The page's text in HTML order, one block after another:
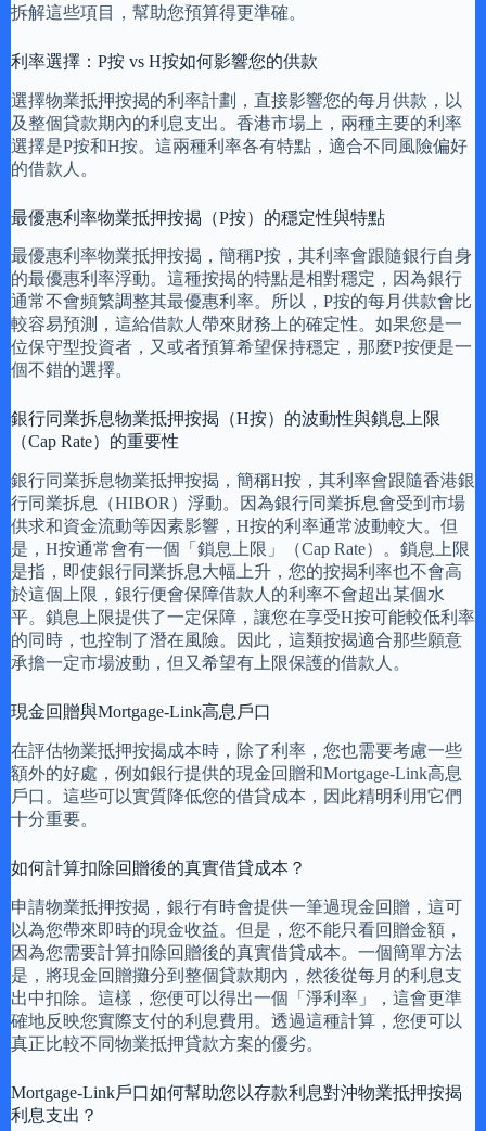
拆解這些項目，幫助您預算得更準確。
利率選擇：P按 vs H按如何影響您的供款
選擇物業抵押按揭的利率計劃，直接影響您的每月供款，以
及整個貸款期內的利息支出。香港市場上，兩種主要的利率
選擇是P按和H按。這兩種利率各有特點，適合不同風險偏好
的借款人。
最優惠利率物業抵押按揭（P按）的穩定性與特點
最優惠利率物業抵押按揭，簡稱P按，其利率會跟隨銀行自身
的最優惠利率浮動。這種按揭的特點是相對穩定，因為銀行
通常不會頻繁調整其最優惠利率。所以，P按的每月供款會比
較容易預測，這給借款人帶來財務上的確定性。如果您是一
位保守型投資者，又或者預算希望保持穩定，那麼P按便是一
個不錯的選擇。
銀行同業拆息物業抵押按揭（H按）的波動性與鎖息上限
（Cap Rate）的重要性
銀行同業拆息物業抵押按揭，簡稱H按，其利率會跟隨香港銀
行同業拆息（HIBOR）浮動。因為銀行同業拆息會受到市場
供求和資金流動等因素影響，H按的利率通常波動較大。但
是，H按通常會有一個「鎖息上限」（Cap Rate）。鎖息上限
是指，即使銀行同業拆息大幅上升，您的按揭利率也不會高
於這個上限，銀行便會保障借款人的利率不會超出某個水
平。鎖息上限提供了一定保障，讓您在享受H按可能較低利率
的同時，也控制了潛在風險。因此，這類按揭適合那些願意
承擔一定市場波動，但又希望有上限保護的借款人。
現金回贈與Mortgage-Link高息戶口
在評估物業抵押按揭成本時，除了利率，您也需要考慮一些
額外的好處，例如銀行提供的現金回贈和Mortgage-Link高息
戶口。這些可以實質降低您的借貸成本，因此精明利用它們
十分重要。
如何計算扣除回贈後的真實借貸成本？
申請物業抵押按揭，銀行有時會提供一筆過現金回贈，這可
以為您帶來即時的現金收益。但是，您不能只看回贈金額，
因為您需要計算扣除回贈後的真實借貸成本。一個簡單方法
是，將現金回贈攤分到整個貸款期內，然後從每月的利息支
出中扣除。這樣，您便可以得出一個「淨利率」，這會更準
確地反映您實際支付的利息費用。透過這種計算，您便可以
真正比較不同物業抵押貸款方案的優劣。
Mortgage-Link戶口如何幫助您以存款利息對沖物業抵押按揭
利息支出？